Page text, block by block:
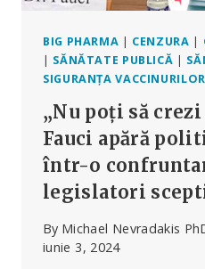
BIG PHARMA | CENZURA |
| SĂNĂTATE PUBLICĂ |
SIGURANȚA VACCINURILOR
„Nu poți să
Fauci apără
într-o
legislatori
By Michael Nevradakis
iunie 3, 2024